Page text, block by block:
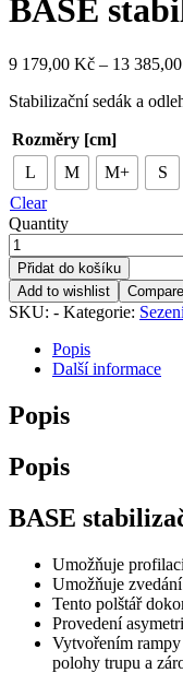
BASE
9 179,00 Kč – 13 385,00
Stabilizační sedák a
Rozměry [cm]
L
M M+ S
Clear
Quantity
Přidat do košíku
Add to wishlist
Compare
SKU: - Kategorie:
Popis
Další informace
Popis
Popis
BASE
Umožňuje
Umožňuje
Tento polštář
Provedení
Vytvořením
polohy trupu a